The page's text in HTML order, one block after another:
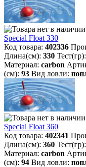
Special Float 330
Код товара: 402336
Длина(см): 330 Тест(гр):
Материал: carbon
(см): 93 Вид ловли:
Special Float 360
Код товара: 402341
Длина(см): 360 Тест(гр):
Материал: carbon
(см): 94 Вид ловли: